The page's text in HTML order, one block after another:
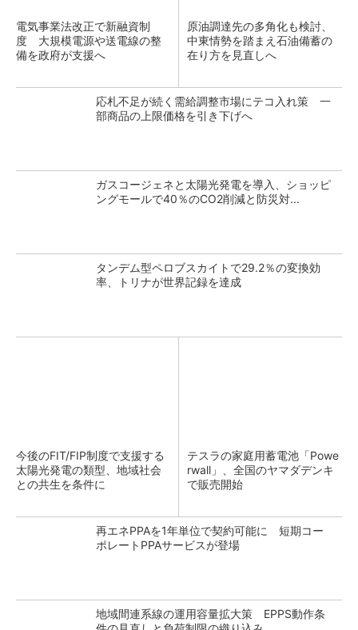
電気事業法改正で新融資制
度 大規模電源や送電線の整
備を政府が支援へ
原油調達先の多角化も検討、
中東情勢を踏まえ石油備蓄の
在り方を見直しへ
応札不足が続く需給調整市場にテコ入れ策 一
部商品の上限価格を引き下げへ
ガスコージェネと太陽光発電を導入、ショッピ
ングモールで40％のCO2削減と防災対...
タンデム型ペロブスカイトで29.2％の変換効
率、トリナが世界記録を達成
今後のFIT/FIP制度で支援する
太陽光発電の類型、地域社会
との共生を条件に
テスラの家庭用蓄電池「Powe
rwall」、全国のヤマダデンキ
で販売開始
再エネPPAを1年単位で契約可能に 短期コー
ポレートPPAサービスが登場
地域間連系線の運用容量拡大策 EPPS動作条